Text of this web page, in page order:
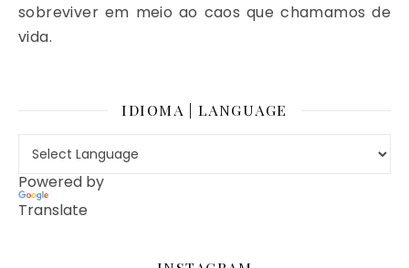
sobreviver em meio ao caos que chamamos de
vida.
IDIOMA | LANGUAGE
Powered by
Translate